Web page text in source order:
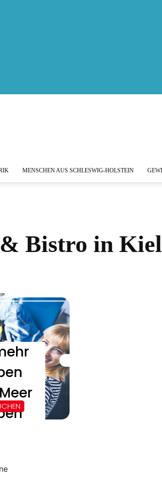
MENSCHEN AUS SCHLESWIG-HOLSTEIN
Bistro in Kiel